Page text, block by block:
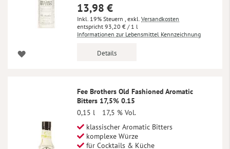
13,98 €
Inkl. 19% Steuern exkl. Versandkosten
93,20 € / 1 l
Informationen zur Lebensmittel Kennzeichnung
Details
Fee Brothers Old Fashioned Aromatic
Bitters 17,5% 0.15
0,15 l
17,5 % Vol.
klassischer Aromatic Bitters
komplexe Würze
für Cocktails & Küche